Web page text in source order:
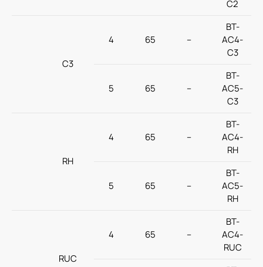
C2
C3
4 65 –
BT-
AC4-
C3
5 65 –
BT-
AC5-
C3
RH
4 65 –
BT-
AC4-
RH
5 65 –
BT-
AC5-
RH
RUC
4 65 –
BT-
AC4-
RUC